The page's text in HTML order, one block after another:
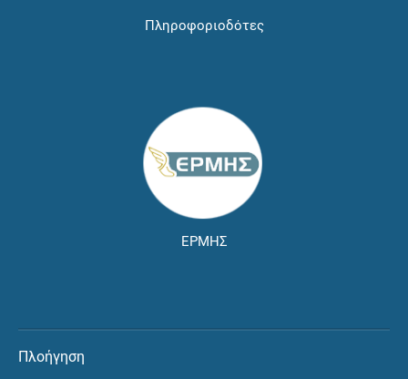
Πληροφοριοδότες
ΕΡΜΗΣ
Πλοήγηση